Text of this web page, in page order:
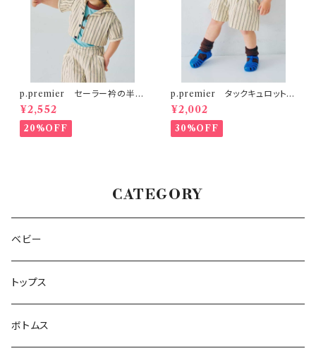
p.premier セーラー衿の半袖
クロップドTシャツ
¥2,552
20%OFF
p.premier タックキュロットハ
ーフパンツ
¥2,002
30%OFF
CATEGORY
ベビー
トップス
ボトムス